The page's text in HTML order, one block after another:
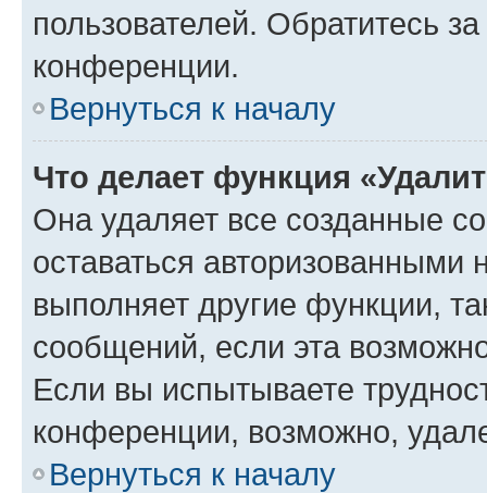
пользователей. Обратитесь
конференции.
Вернуться к началу
Что делает функция
Она удаляет все созданные
оставаться авторизованными
выполняет другие функции,
сообщений, если эта
Если вы испытываете
конференции, возможно,
Вернуться к началу